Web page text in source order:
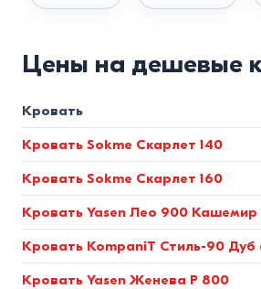
и боковин используются
Стандарты
(см)
90×200(Односпальная)
140×200 (Полуторная)
Цены на дешевые
Кровать
Кровать Sokme Скарлет 140
Кровать Sokme Скарлет 160
Кровать Yasen Лео 900
Кровать KompaniT Стиль-90 Дуб
Кровать Yasen Женева P 800